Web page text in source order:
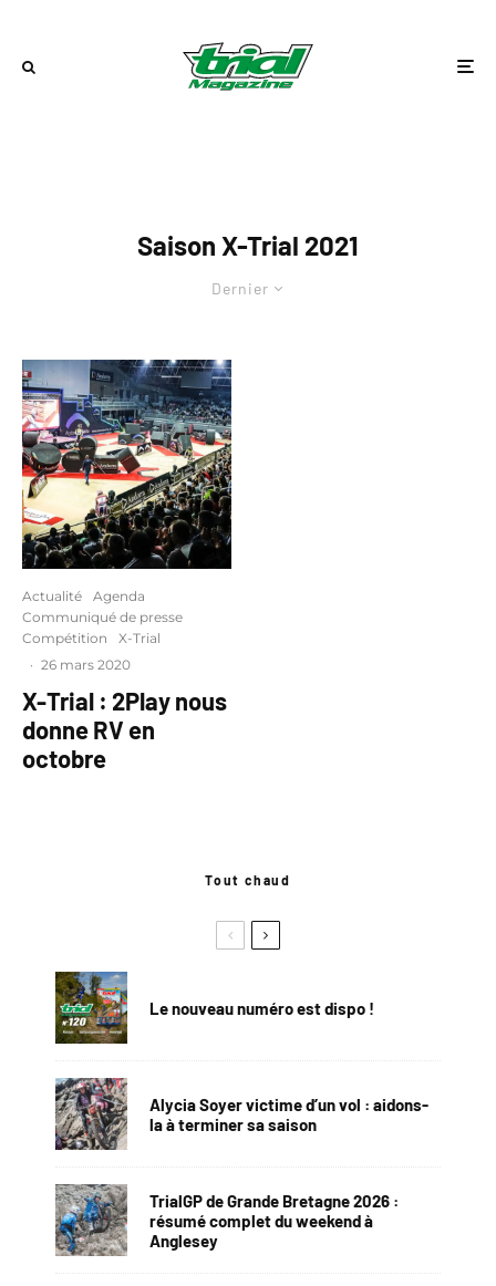
Saison X-Trial 2021
Dernier
Actualité
Agenda
Communiqué de presse
Compétition
X-Trial
· 26 mars 2020
X-Trial : 2Play nous
donne RV en
octobre
Tout chaud
Le nouveau numéro est dispo !
Alycia Soyer victime d’un vol : aidons-
la à terminer sa saison
TrialGP de Grande Bretagne 2026 :
résumé complet du weekend à
Anglesey